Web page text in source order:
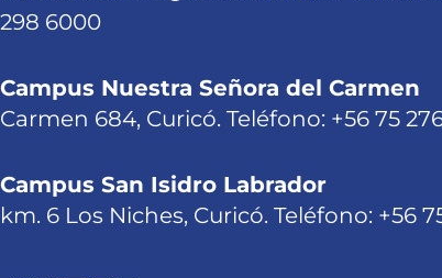
298 6000
Campus Nuestra Señora del Carmen
Carmen 684, Curicó. Teléfono: +56 75
Campus San Isidro Labrador
km. 6 Los Niches, Curicó. Teléfono: +56